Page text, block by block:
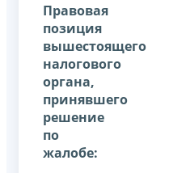
Правовая
позиция
вышестоящего
налогового
органа,
принявшего
решение
по
жалобе: